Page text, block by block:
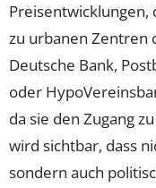
zu urbanen Zentren
Deutsche Bank,
oder
da sie den Zugang
wird sichtbar, dass
sondern auch